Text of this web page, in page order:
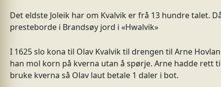
Det eldste Joleik har om Kvalvik er frå 13 hundre talet.
presteborde i Brandsøy jord i «Hwalvik»
I 1625 slo kona til Olav Kvalvik til drengen til Arne
han mol korn på kverna utan å spørje. Arne hadde rett
bruke kverna så Olav laut betale 1 daler i bot.